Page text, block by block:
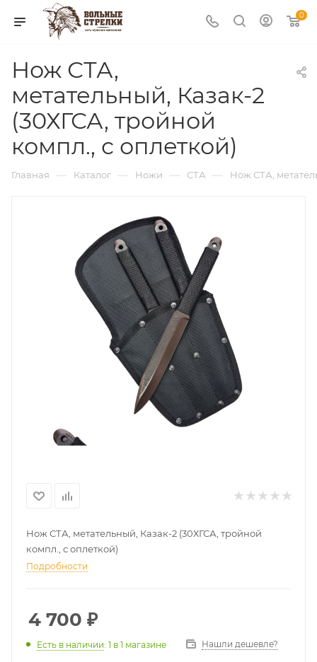
0
Нож СТА,
метательный, Казак-2
(30ХГСА, тройной
компл., с оплеткой)
Главная — Каталог — Ножи — СТА — Нож СТА,
Нож СТА, метательный, Казак-2 (30ХГСА, тройной
компл., с оплеткой)
Подробности
4 700 ₽
Есть в наличии: 1 в 1 магазине Нашли дешевле?